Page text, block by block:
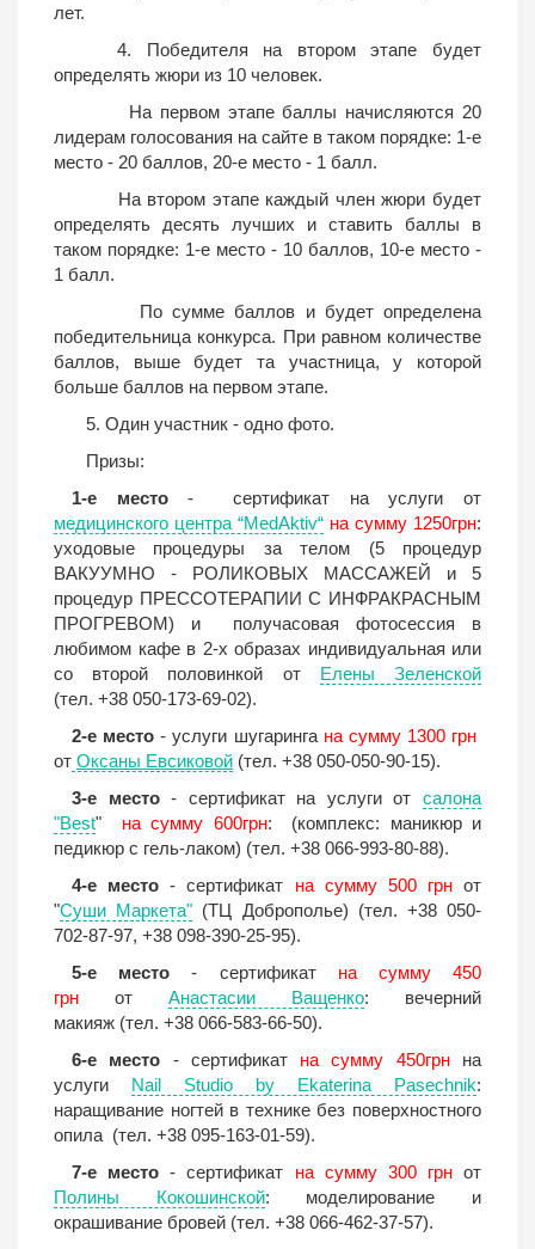
лет.
4. Победителя на втором этапе будет
определять жюри из 10 человек.
На первом этапе баллы начисляются 20
лидерам голосования на сайте в таком порядке: 1-е
место - 20 баллов, 20-е место - 1 балл.
На втором этапе каждый член жюри будет
определять десять лучших и ставить баллы в
таком порядке: 1-е место - 10 баллов, 10-е место -
1 балл.
По сумме баллов и будет определена
победительница конкурса. При равном количестве
баллов, выше будет та участница, у которой
больше баллов на первом этапе.
5. Один участник - одно фото.
Призы:
1-е место- сертификат на услуги от
медицинского центра “MedAktiv“ на сумму 1250грн:
уходовые процедуры за телом (5 процедур
ВАКУУМНО - РОЛИКОВЫХ МАССАЖЕЙ и 5
процедур ПРЕССОТЕРАПИИ С ИНФРАКРАСНЫМ
ПРОГРЕВОМ) и получасовая фотосессия в
любимом кафе в 2-х образах индивидуальная или
со второй половинкой от Елены Зеленской
(тел. +38 050-173-69-02).
2-е место- услуги шугаринга на сумму 1300 грн
от Оксаны Евсиковой (тел. +38 050-050-90-15).
3-е место- сертификат на услуги отсалона
"Best" на сумму 600грн: (комплекс: маникюр и
педикюр с гель-лаком) (тел. +38 066-993-80-88).
4-е место- сертификат на сумму 500 грн от
"Суши Маркета" (ТЦ Доброполье) (тел. +38 050-
702-87-97, +38 098-390-25-95).
5-е место - сертификат на сумму 450
грн от Анастасии Ващенко: вечерний
макияж (тел. +38 066-583-66-50).
6-е место - сертификат на сумму 450грнна
услуги Nail Studio by Ekaterina Pasechnik:
наращивание ногтей в технике без поверхностного
опила (тел. +38 095-163-01-59).
7-е место - сертификат на сумму 300 грнот
Полины Кокошинской: моделирование и
окрашивание бровей (тел. +38 066-462-37-57).